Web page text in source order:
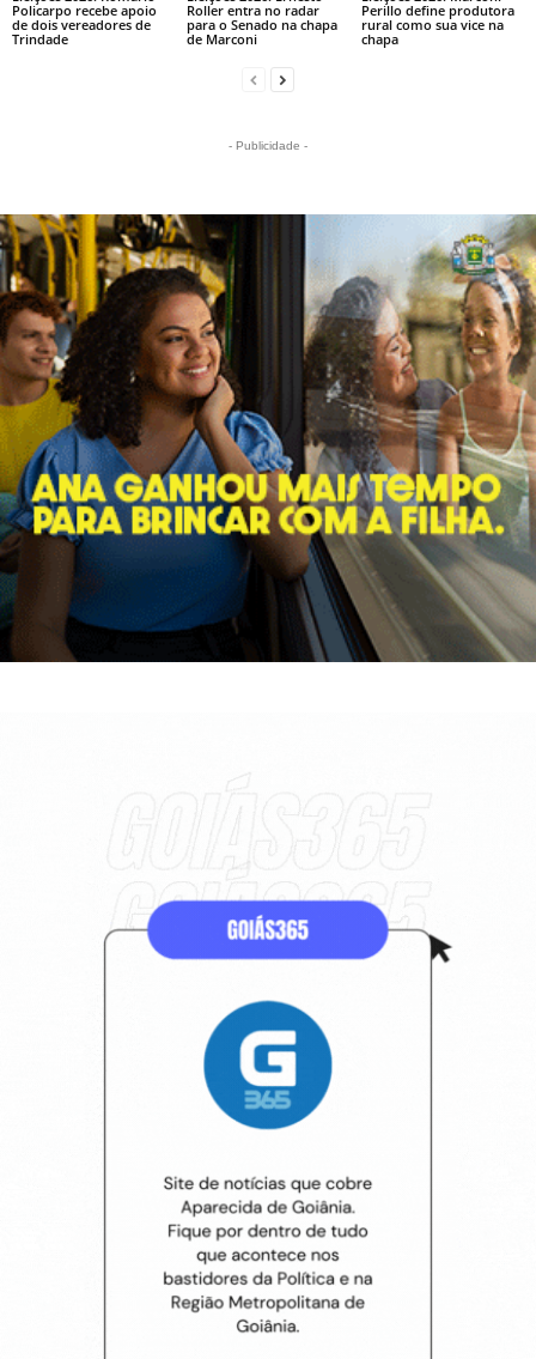
Policarpo recebe apoio
de dois vereadores de
Trindade
Roller entra no radar
para o Senado na chapa
de Marconi
Perillo define produtora
rural como sua vice na
chapa
- Publicidade -